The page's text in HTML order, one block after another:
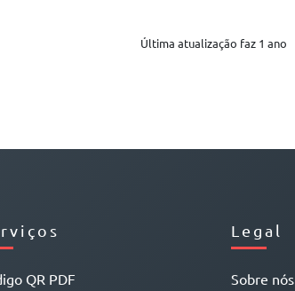
Última atualização faz 1 ano
QR PDF
Legal
Sobre nós